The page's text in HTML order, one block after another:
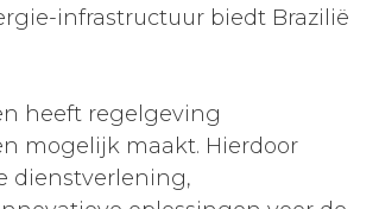
infrastructuur biedt Brazilië
heeft regelgeving
mogelijk maakt. Hierdoor
dienstverlening,